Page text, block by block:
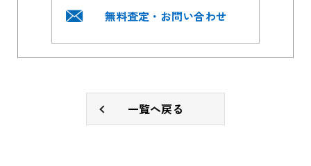
無料査定・お問い合わせ
一覧へ戻る